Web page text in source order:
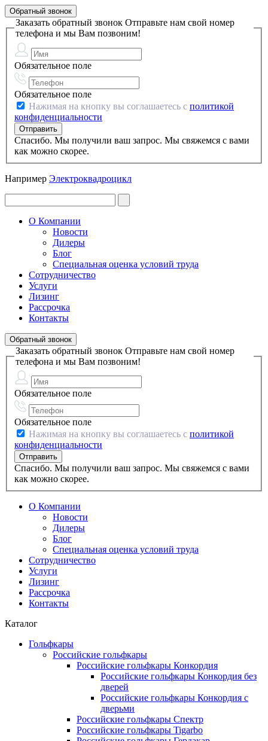
Обратный звонок
Заказать обратный звонок Отправьте нам свой номер
телефона и мы Вам позвоним!
Обязательное поле
Обязательное поле
Нажимая на кнопку вы соглашаетесь с политикой
конфиденциальности
Спасибо. Мы получили ваш запрос. Мы свяжемся с вами
как можно скорее.
Например Электроквадроцикл
О Компании
Новости
Дилеры
Блог
Специальная оценка условий труда
Сотрудничество
Услуги
Лизинг
Рассрочка
Контакты
Обратный звонок
Заказать обратный звонок Отправьте нам свой номер
телефона и мы Вам позвоним!
Обязательное поле
Обязательное поле
Нажимая на кнопку вы соглашаетесь с политикой
конфиденциальности
Спасибо. Мы получили ваш запрос. Мы свяжемся с вами
как можно скорее.
О Компании
Новости
Дилеры
Блог
Специальная оценка условий труда
Сотрудничество
Услуги
Лизинг
Рассрочка
Контакты
Каталог
Гольфкары
Российские гольфкары
Российские гольфкары Конкордия
Российские гольфкары Конкордия без
дверей
Российские гольфкары Конкордия с
дверьми
Российские гольфкары Спектр
Российские гольфкары Tigarbo